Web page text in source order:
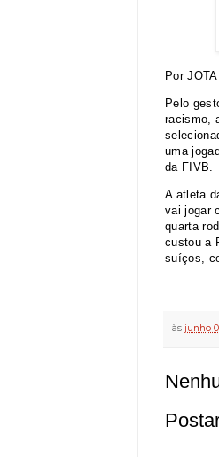
Por
Pelo
racismo,
uma
da FIVB.
A atleta
vai jogar
quarta
custou a
suíços,
às junho